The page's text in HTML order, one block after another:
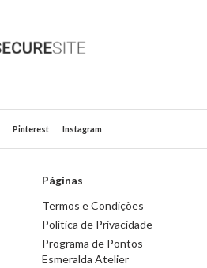
Pinterest Instagram
Páginas
Termos e Condições
Política de Privacidade
Programa de Pontos
Esmeralda Atelier